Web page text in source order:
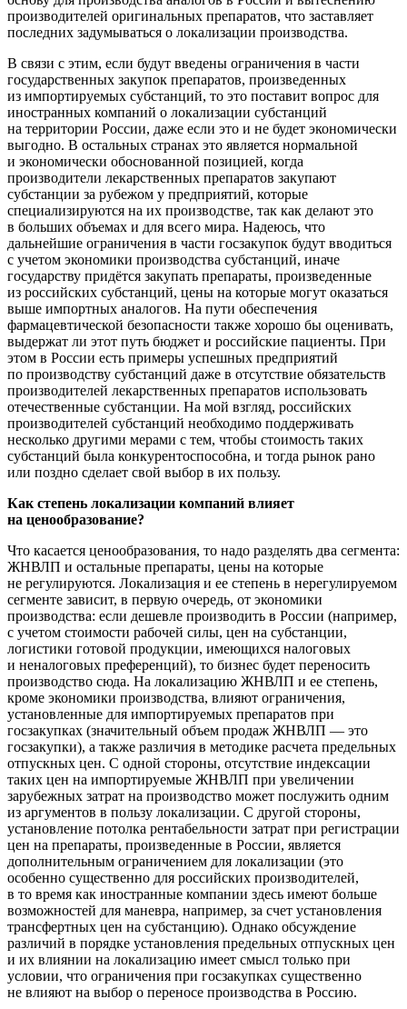
производителей оригинальных препаратов, что заставляет
последних задумываться о локализации производства.
В связи с этим, если будут введены ограничения в части
государственных закупок препаратов, произведенных
из импортируемых субстанций, то это поставит вопрос для
иностранных компаний о локализации субстанций
на территории России, даже если это и не будет экономически
выгодно. В остальных странах это является нормальной
и экономически обоснованной позицией, когда
производители лекарственных препаратов закупают
субстанции за рубежом у предприятий, которые
специализируются на их производстве, так как делают это
в больших объемах и для всего мира. Надеюсь, что
дальнейшие ограничения в части госзакупок будут вводиться
с учетом экономики производства субстанций, иначе
государству придётся закупать препараты, произведенные
из российских субстанций, цены на которые могут оказаться
выше импортных аналогов. На пути обеспечения
фармацевтической безопасности также хорошо бы оценивать,
выдержат ли этот путь бюджет и российские пациенты. При
этом в России есть примеры успешных предприятий
по производству субстанций даже в отсутствие обязательств
производителей лекарственных препаратов использовать
отечественные субстанции. На мой взгляд, российских
производителей субстанций необходимо поддерживать
несколько другими мерами с тем, чтобы стоимость таких
субстанций была конкурентоспособна, и тогда рынок рано
или поздно сделает свой выбор в их пользу.
Как степень локализации компаний влияет
на ценообразование?
Что касается ценообразования, то надо разделять два сегмента:
ЖНВЛП и остальные препараты, цены на которые
не регулируются. Локализация и ее степень в нерегулируемом
сегменте зависит, в первую очередь, от экономики
производства: если дешевле производить в России (например,
с учетом стоимости рабочей силы, цен на субстанции,
логистики готовой продукции, имеющихся налоговых
и неналоговых преференций), то бизнес будет переносить
производство сюда. На локализацию ЖНВЛП и ее степень,
кроме экономики производства, влияют ограничения,
установленные для импортируемых препаратов при
госзакупках (значительный объем продаж ЖНВЛП — это
госзакупки), а также различия в методике расчета предельных
отпускных цен. С одной стороны, отсутствие индексации
таких цен на импортируемые ЖНВЛП при увеличении
зарубежных затрат на производство может послужить одним
из аргументов в пользу локализации. С другой стороны,
установление потолка рентабельности затрат при регистрации
цен на препараты, произведенные в России, является
дополнительным ограничением для локализации (это
особенно существенно для российских производителей,
в то время как иностранные компании здесь имеют больше
возможностей для маневра, например, за счет установления
трансфертных цен на субстанцию). Однако обсуждение
различий в порядке установления предельных отпускных цен
и их влиянии на локализацию имеет смысл только при
условии, что ограничения при госзакупках существенно
не влияют на выбор о переносе производства в Россию.